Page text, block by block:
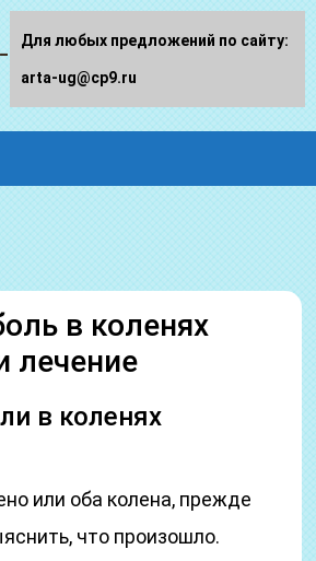
ug.ru
в коленях
лечение
в коленях
или оба колена, прежде
что произошло.
Для любых предложений по сайту:
arta-ug@cp9.ru